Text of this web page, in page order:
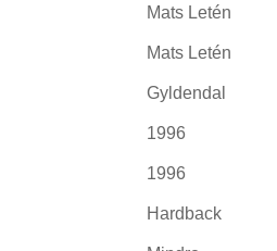
Mats Letén
Mats Letén
Gyldendal
1996
1996
Hardback